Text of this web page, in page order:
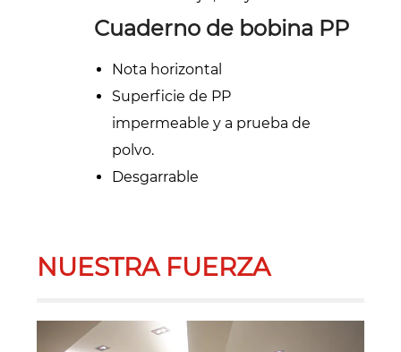
Cuaderno de bobina PP
Nota horizontal
Superficie de PP
impermeable y a prueba de
polvo.
Desgarrable
NUESTRA FUERZA